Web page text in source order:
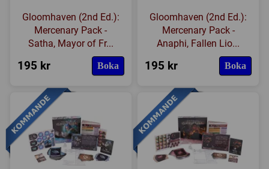
Gloomhaven (2nd Ed.):
Mercenary Pack -
Satha, Mayor of Fr...
195 kr Boka
Gloomhaven (2nd Ed.):
Mercenary Pack -
Anaphi, Fallen Lio...
195 kr Boka